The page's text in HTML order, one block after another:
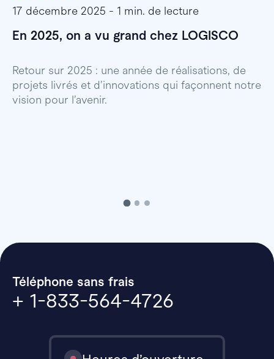
17 décembre 2025 - 1 min. de lecture
En 2025, on a vu grand chez LOGISCO
Retour sur 2025 : une année de réalisations, de
projets livrés et d’innovations qui façonnent notre
vision pour l’avenir.
Téléphone sans frais
+ 1-833-564-4726